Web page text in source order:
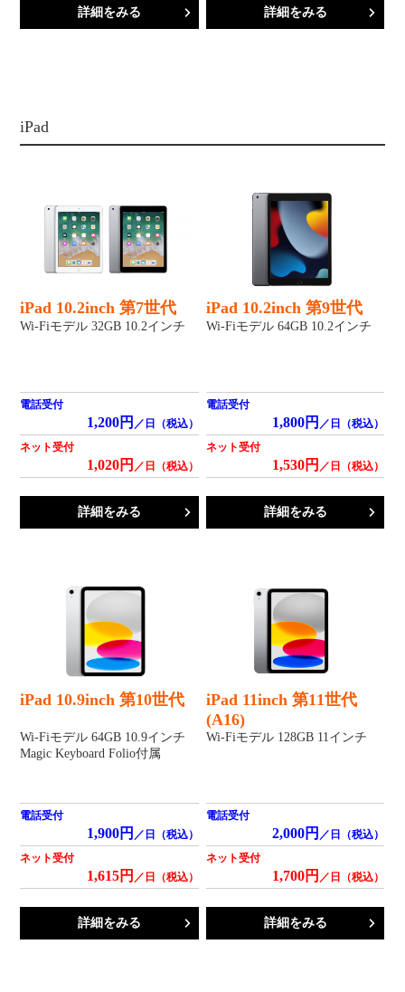
詳細をみる 詳細をみる
iPad
iPad 10.2inch 第7世代
Wi-Fiモデル 32GB 10.2インチ
電話受付
1,200円 ／日（税込）
ネット受付
1,020円 ／日（税込）
詳細をみる
iPad 10.2inch 第9世代
Wi-Fiモデル 64GB 10.2インチ
電話受付
1,800円 ／日（税込）
ネット受付
1,530円 ／日（税込）
詳細をみる
iPad 10.9inch 第10世代
Wi-Fiモデル 64GB 10.9インチ
Magic Keyboard Folio付属
電話受付
1,900円 ／日（税込）
ネット受付
1,615円 ／日（税込）
詳細をみる
iPad 11inch 第11世代
(A16)
Wi-Fiモデル 128GB 11インチ
電話受付
2,000円 ／日（税込）
ネット受付
1,700円 ／日（税込）
詳細をみる